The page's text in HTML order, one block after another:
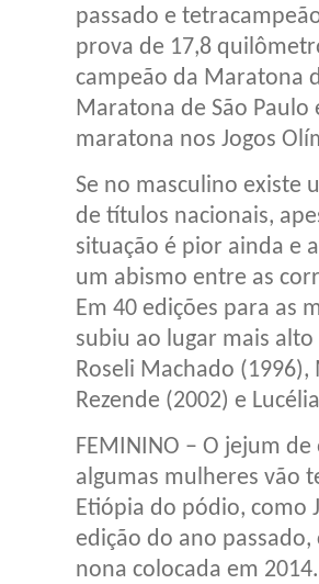
passado e
prova de 17,8
campeão da Maratona
Maratona de São
maratona nos Jogos
Se no masculino existe
de títulos nacionais,
situação é pior ainda e
um abismo entre as
Em 40 edições para as
subiu ao lugar mais
Roseli Machado
Rezende (2002) e
FEMININO – O jejum
algumas mulheres vão
Etiópia do pódio, como
edição do ano
nona colocada em 2014.